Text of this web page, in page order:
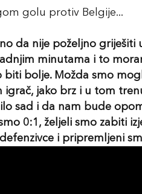
golu protiv Belgije...
da nije poželjno
minutama i to
biti bolje. Možda smo
igrač, jako brz i u tom
sad i da nam bude
0:1, željeli smo zabiti
i pripremljeni